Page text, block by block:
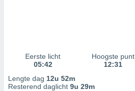
Eerste licht
05:42
Hoogste punt
12:31
Lengte dag 12u 52m
Resterend daglicht 9u 29m